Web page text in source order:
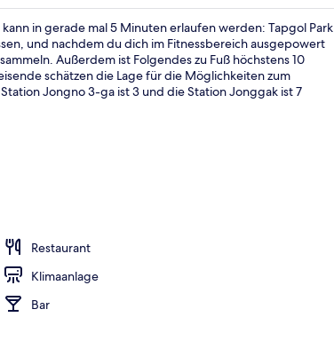
in gerade mal 5 Minuten erlaufen werden: Tapgol Park
und nachdem du dich im Fitnessbereich ausgepowert
Außerdem ist Folgendes zu Fuß höchstens 10
schätzen die Lage für die Möglichkeiten zum
Jongno 3-ga ist 3 und die Station Jonggak ist 7
Restaurant
Klimaanlage
Bar